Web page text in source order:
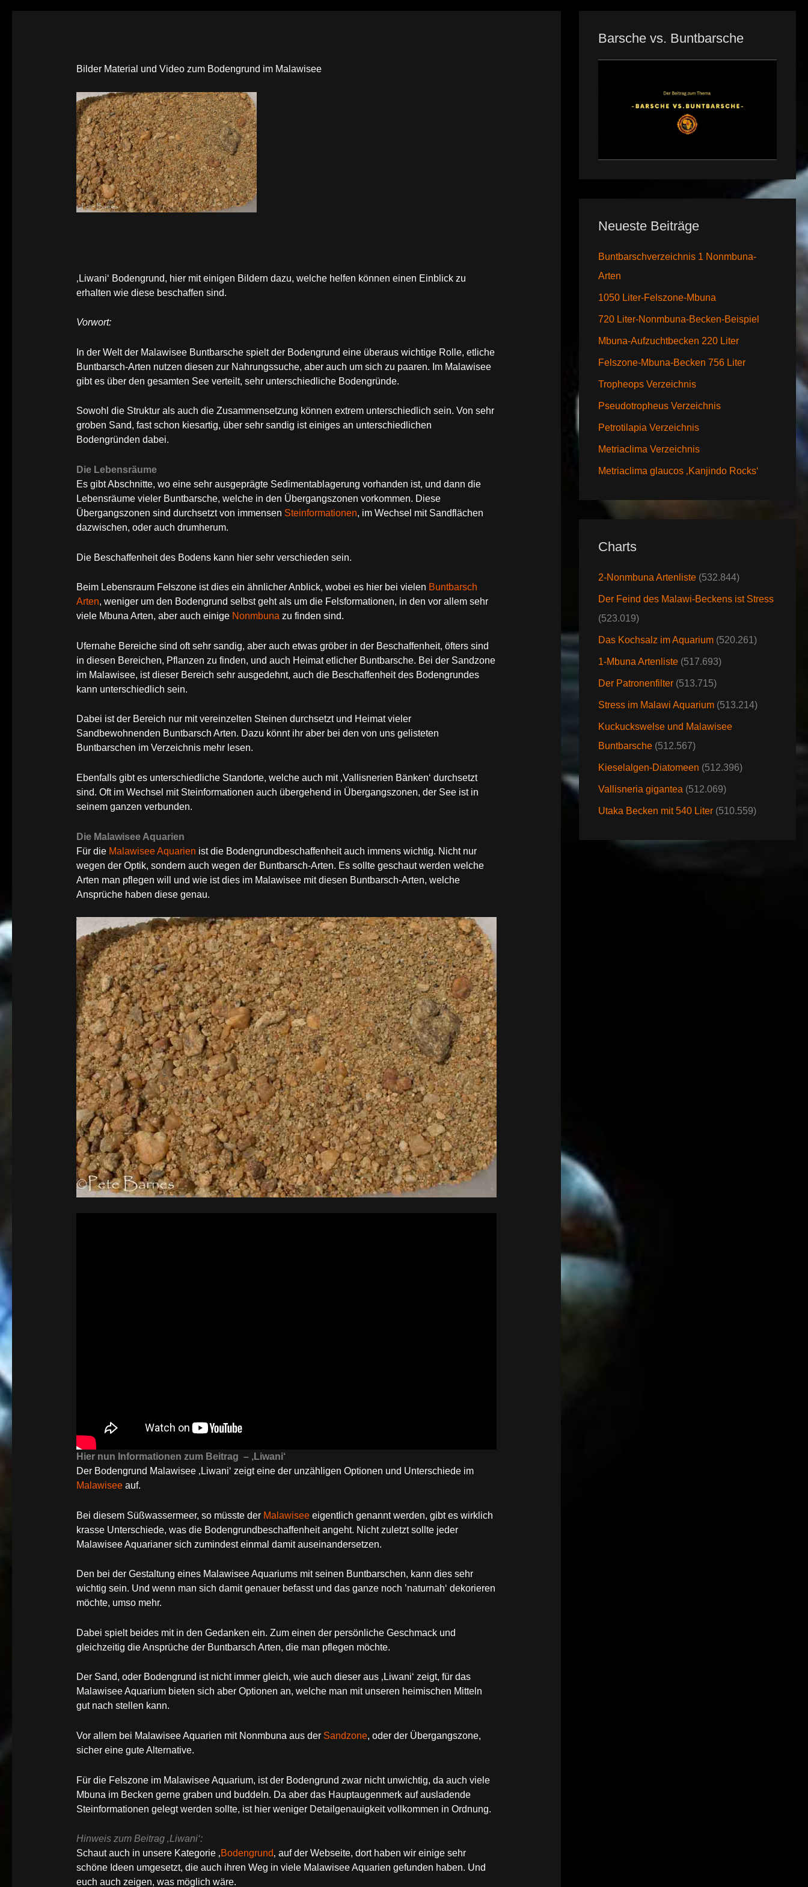
Bilder Material und Video zum Bodengrund im Malawisee
‚Liwani‘ Bodengrund, hier mit einigen Bildern dazu, welche helfen können einen Einblick zu
erhalten wie diese beschaffen sind.
Vorwort:
In der Welt der Malawisee Buntbarsche spielt der Bodengrund eine überaus wichtige Rolle, etliche
Buntbarsch-Arten nutzen diesen zur Nahrungssuche, aber auch um sich zu paaren. Im Malawisee
gibt es über den gesamten See verteilt, sehr unterschiedliche Bodengründe.
Sowohl die Struktur als auch die Zusammensetzung können extrem unterschiedlich sein. Von sehr
groben Sand, fast schon kiesartig, über sehr sandig ist einiges an unterschiedlichen
Bodengründen dabei.
Die Lebensräume
Es gibt Abschnitte, wo eine sehr ausgeprägte Sedimentablagerung vorhanden ist, und dann die
Lebensräume vieler Buntbarsche, welche in den Übergangszonen vorkommen. Diese
Übergangszonen sind durchsetzt von immensen Steinformationen, im Wechsel mit Sandflächen
dazwischen, oder auch drumherum.
Die Beschaffenheit des Bodens kann hier sehr verschieden sein.
Beim Lebensraum Felszone ist dies ein ähnlicher Anblick, wobei es hier bei vielen Buntbarsch
Arten, weniger um den Bodengrund selbst geht als um die Felsformationen, in den vor allem sehr
viele Mbuna Arten, aber auch einige Nonmbuna zu finden sind.
Ufernahe Bereiche sind oft sehr sandig, aber auch etwas gröber in der Beschaffenheit, öfters sind
in diesen Bereichen, Pflanzen zu finden, und auch Heimat etlicher Buntbarsche. Bei der Sandzone
im Malawisee, ist dieser Bereich sehr ausgedehnt, auch die Beschaffenheit des Bodengrundes
kann unterschiedlich sein.
Dabei ist der Bereich nur mit vereinzelten Steinen durchsetzt und Heimat vieler
Sandbewohnenden Buntbarsch Arten. Dazu könnt ihr aber bei den von uns gelisteten
Buntbarschen im Verzeichnis mehr lesen.
Ebenfalls gibt es unterschiedliche Standorte, welche auch mit ‚Vallisnerien Bänken‘ durchsetzt
sind. Oft im Wechsel mit Steinformationen auch übergehend in Übergangszonen, der See ist in
seinem ganzen verbunden.
Die Malawisee Aquarien
Für die Malawisee Aquarien ist die Bodengrundbeschaffenheit auch immens wichtig. Nicht nur
wegen der Optik, sondern auch wegen der Buntbarsch-Arten. Es sollte geschaut werden welche
Arten man pflegen will und wie ist dies im Malawisee mit diesen Buntbarsch-Arten, welche
Ansprüche haben diese genau.
Hier nun Informationen zum Beitrag – ‚Liwani‘
Der Bodengrund Malawisee ‚Liwani‘ zeigt eine der unzähligen Optionen und Unterschiede im
Malawiseeauf.
Bei diesem Süßwassermeer, so müsste der Malawiseeeigentlich genannt werden, gibt es wirklich
krasse Unterschiede, was die Bodengrundbeschaffenheit angeht. Nicht zuletzt sollte jeder
Malawisee Aquarianer sich zumindest einmal damit auseinandersetzen.
Den bei der Gestaltung eines Malawisee Aquariums mit seinen Buntbarschen, kann dies sehr
wichtig sein. Und wenn man sich damit genauer befasst und das ganze noch ’naturnah‘ dekorieren
möchte, umso mehr.
Dabei spielt beides mit in den Gedanken ein. Zum einen der persönliche Geschmack und
gleichzeitig die Ansprüche der Buntbarsch Arten, die man pflegen möchte.
Der Sand, oder Bodengrund ist nicht immer gleich, wie auch dieser aus ‚Liwani‘ zeigt, für das
Malawisee Aquarium bieten sich aber Optionen an, welche man mit unseren heimischen Mitteln
gut nach stellen kann.
Vor allem bei Malawisee Aquarien mit Nonmbuna aus der Sandzone, oder der Übergangszone,
sicher eine gute Alternative.
Für die Felszone im Malawisee Aquarium, ist der Bodengrund zwar nicht unwichtig, da auch viele
Mbuna im Becken gerne graben und buddeln. Da aber das Hauptaugenmerk auf ausladende
Steinformationen gelegt werden sollte, ist hier weniger Detailgenauigkeit vollkommen in Ordnung.
Hinweis zum Beitrag ‚Liwani‘:
Schaut auch in unsere Kategorie ‚Bodengrund‚ auf der Webseite, dort haben wir einige sehr
schöne Ideen umgesetzt, die auch ihren Weg in viele Malawisee Aquarien gefunden haben. Und
euch auch zeigen, was möglich wäre.
Barsche vs. Buntbarsche
Neueste Beiträge
Buntbarschverzeichnis 1 Nonmbuna-
Arten
1050 Liter-Felszone-Mbuna
720 Liter-Nonmbuna-Becken-Beispiel
Mbuna-Aufzuchtbecken 220 Liter
Felszone-Mbuna-Becken 756 Liter
Tropheops Verzeichnis
Pseudotropheus Verzeichnis
Petrotilapia Verzeichnis
Metriaclima Verzeichnis
Metriaclima glaucos ‚Kanjindo Rocks‘
Charts
2-Nonmbuna Artenliste (532.844)
Der Feind des Malawi-Beckens ist Stress
(523.019)
Das Kochsalz im Aquarium (520.261)
1-Mbuna Artenliste (517.693)
Der Patronenfilter (513.715)
Stress im Malawi Aquarium (513.214)
Kuckuckswelse und Malawisee
Buntbarsche (512.567)
Kieselalgen-Diatomeen (512.396)
Vallisneria gigantea (512.069)
Utaka Becken mit 540 Liter (510.559)